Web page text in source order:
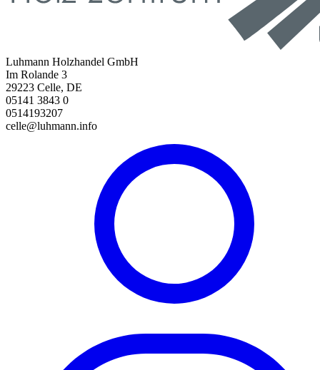
Luhmann Holzhandel GmbH
Im Rolande 3
29223 Celle, DE
05141 3843 0
0514193207
celle@luhmann.info